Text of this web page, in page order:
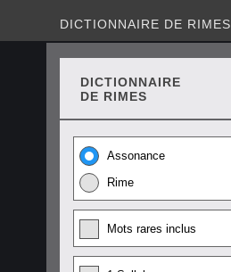
DICTIONNAIRE DE RIMES
DICTIONNAIRE
DE RIMES
Assonance
Rime
Mots rares inclus